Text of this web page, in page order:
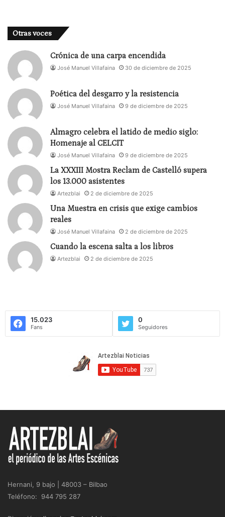
Otras voces
Crónica de una carpa encendida
José Manuel Villafaina 30 de diciembre de 2025
Poética del desgarro y la resistencia
José Manuel Villafaina 9 de diciembre de 2025
Almagro celebra el latido de medio siglo:
Homenaje al CELCIT
José Manuel Villafaina 9 de diciembre de 2025
La XXXIII Mostra Reclam de Castelló supera
los 13.000 asistentes
Artezblai 2 de diciembre de 2025
Una Muestra en crisis que exige cambios
reales
José Manuel Villafaina 2 de diciembre de 2025
Cuando la escena salta a los libros
Artezblai 2 de diciembre de 2025
15.023
Fans
0
Seguidores
Hernani, 9 bajo | 48003 – Bilbao
Teléfono: 944 795 287